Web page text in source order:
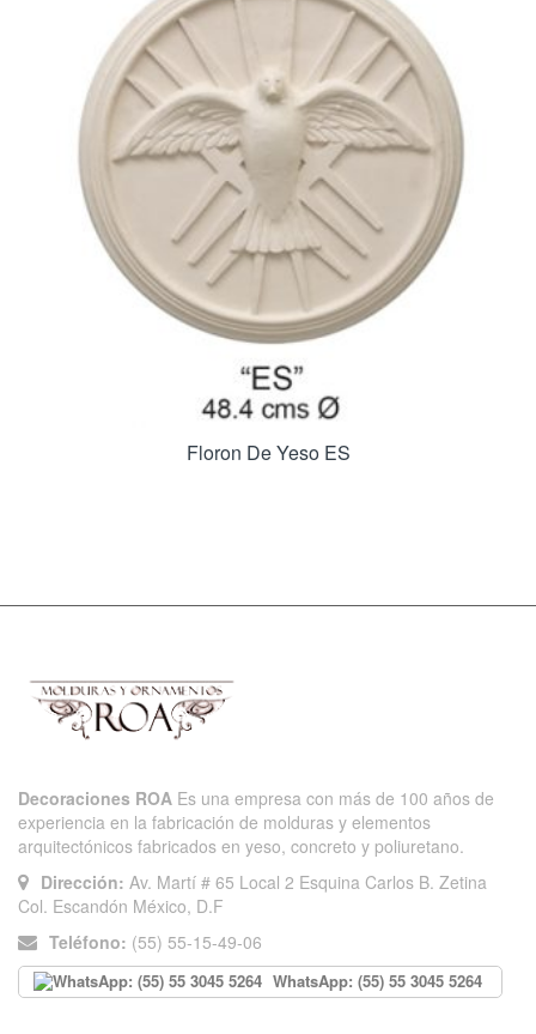
Floron De Yeso ES
Decoraciones ROA Es una empresa con más de 100 años de
experiencia en la fabricación de molduras y elementos
arquitectónicos fabricados en yeso, concreto y poliuretano.
Dirección: Av. Martí # 65 Local 2 Esquina Carlos B. Zetina
Col. Escandón México, D.F
Teléfono: (55) 55-15-49-06
WhatsApp: (55) 55 3045 5264